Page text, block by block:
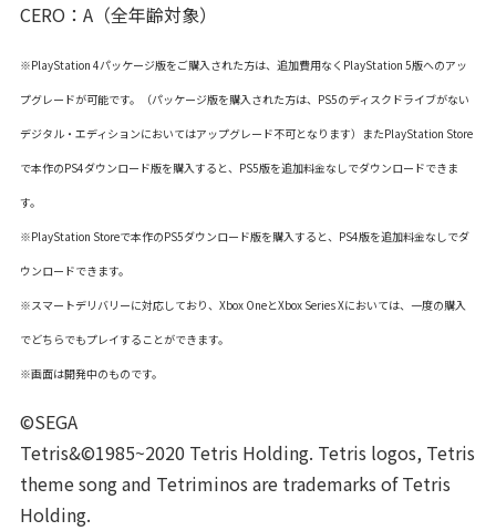
CERO：A（全年齢対象）
※PlayStation 4パッケージ版をご購入された方は、追加費用なくPlayStation 5版へのアッ
プグレードが可能です。（パッケージ版を購入された方は、PS5のディスクドライブがない
デジタル・エディションにおいてはアップグレード不可となります）またPlayStation Store
で本作のPS4ダウンロード版を購入すると、PS5版を追加料金なしでダウンロードできま
す。
※PlayStation Storeで本作のPS5ダウンロード版を購入すると、PS4版を追加料金なしでダ
ウンロードできます。
※スマートデリバリーに対応しており、Xbox OneとXbox Series Xにおいては、一度の購入
でどちらでもプレイすることができます。
※画面は開発中のものです。
©SEGA
Tetris&©1985~2020 Tetris Holding. Tetris logos, Tetris
theme song and Tetriminos are trademarks of Tetris
Holding.